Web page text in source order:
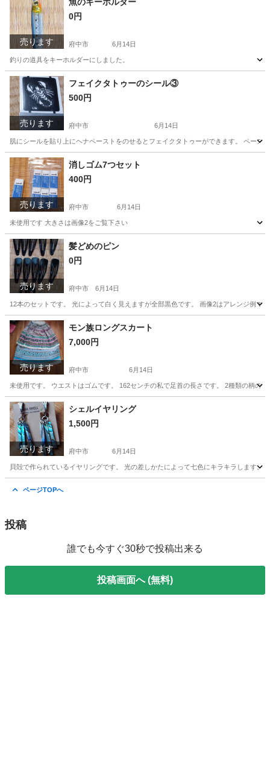
売ります
0円
府中市 6月14日
釣りの道具をキーホルダーにしました。
東京 府中市 その他 キーホルダー
売ります
フェイクタトゥーのシール③
500円
府中市 6月14日
肌にシールを貼り上にヘナペーストをのせるとフェイクタトゥーができます。 ペース
東京 府中市 その他
売ります
消しゴム7つセット
400円
府中市 6月14日
未使用です 大きさは画像2をご覧下さい
東京 府中市 その他 消しゴム
売ります
髪どめのピン
0円
府中市 6月14日
12本のセットです。 光によって白く見えますが全部黒色です。 画像2はアレンジ例で
東京 府中市 その他 デコレーション
売ります
モン族ロングスカート
7,000円
府中市 6月14日
未使用です。 ウエストはゴムです。 162センチの私で足首の長さです。 2種類の柄の
東京 府中市 ロングスカート
売ります
シェルイヤリング
1,500円
府中市 6月14日
貝殻で作られているイヤリングです。 光の差しかたによって七色にキラキラします。
ページTOPへ
投稿
誰でも今すぐ30秒で投稿出来る
投稿画面へ (無料)